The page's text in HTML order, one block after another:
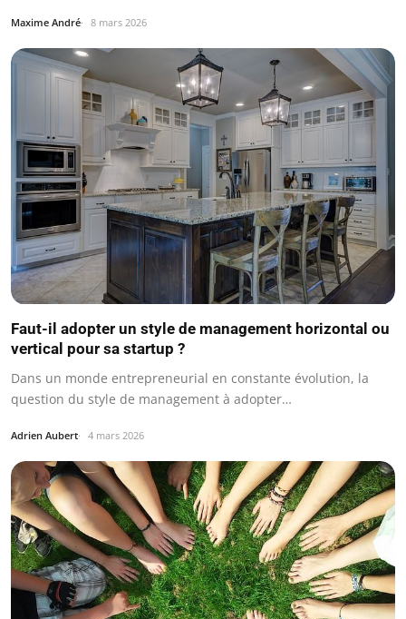
Maxime André 8 mars 2026
Faut-il adopter un style de management horizontal ou
vertical pour sa startup ?
Dans un monde entrepreneurial en constante évolution, la
question du style de management à adopter…
Adrien Aubert 4 mars 2026